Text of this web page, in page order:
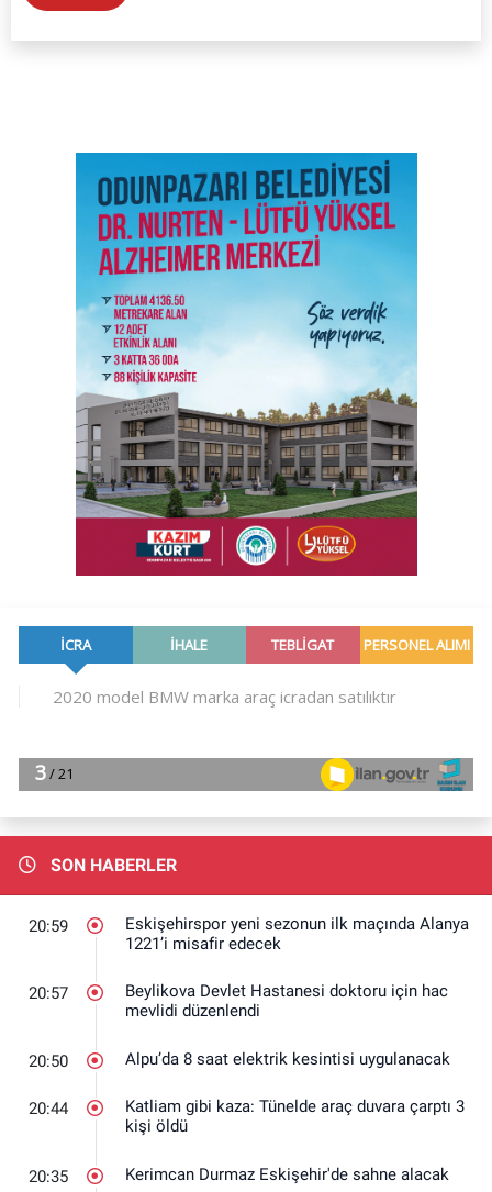
SON HABERLER
20:59
Eskişehirspor yeni sezonun ilk maçında Alanya
1221’i misafir edecek
20:57
Beylikova Devlet Hastanesi doktoru için hac
mevlidi düzenlendi
20:50 Alpu’da 8 saat elektrik kesintisi uygulanacak
20:44
Katliam gibi kaza: Tünelde araç duvara çarptı 3
kişi öldü
20:35 Kerimcan Durmaz Eskişehir'de sahne alacak